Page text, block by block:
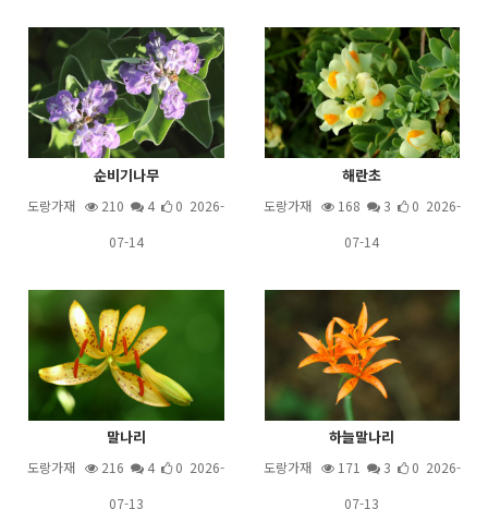
순비기나무
도랑가재 210 4
0 2026-
07-14
해란초
도랑가재 168 3
0 2026-
07-14
말나리
도랑가재 216 4
0 2026-
07-13
하늘말나리
도랑가재 171 3
0 2026-
07-13